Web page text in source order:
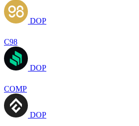
DOP
C98
DOP
COMP
DOP